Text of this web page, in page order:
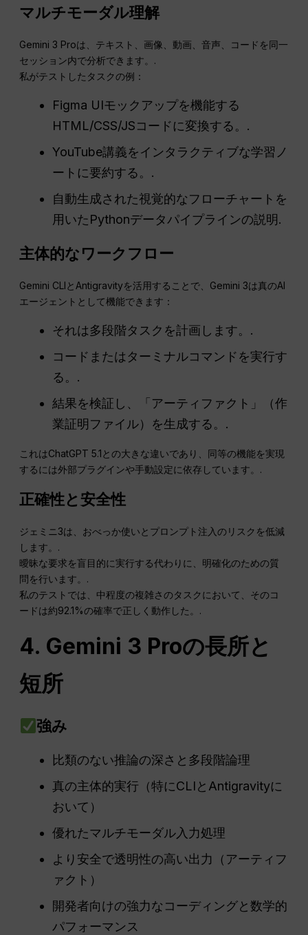
マルチモーダル理解
Gemini 3 Proは、テキスト、画像、動画、音声、コードを同一
セッション内で分析できます。.
私がテストしたタスクの例：
Figma UIモックアップを機能する
HTML/CSS/JSコードに変換する。.
YouTube講義をインタラクティブな学習ノ
ートに要約する。.
自動生成された視覚的なフローチャートを
用いたPythonデータパイプラインの説明.
主体的なワークフロー
Gemini CLIとAntigravityを活用することで、Gemini 3は真のAI
エージェントとして機能できます：
それは多段階タスクを計画します。.
コードまたはターミナルコマンドを実行す
る。.
結果を検証し、「アーティファクト」（作
業証明ファイル）を生成する。.
これはChatGPT 5.1との大きな違いであり、同等の機能を実現
するには外部プラグインや手動設定に依存しています。.
正確性と安全性
ジェミニ3は、おべっか使いとプロンプト注入のリスクを低減
します。.
曖昧な要求を盲目的に実行する代わりに、明確化のための質
問を行います。.
私のテストでは、中程度の複雑さのタスクにおいて、そのコ
ードは約92.1%の確率で正しく動作した。.
4. Gemini 3 Proの長所と
短所
強み
比類のない推論の深さと多段階論理
真の主体的実行（特にCLIとAntigravityに
おいて）
優れたマルチモーダル入力処理
より安全で透明性の高い出力（アーティフ
ァクト）
開発者向けの強力なコーディングと数学的
パフォーマンス